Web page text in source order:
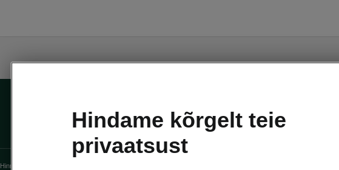
Hinnakirjad
Hindame kõrgelt teie
privaatsust